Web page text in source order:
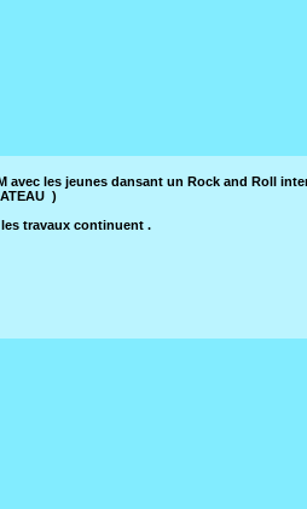
avec les jeunes dansant un Rock and Roll
)
travaux continuent .